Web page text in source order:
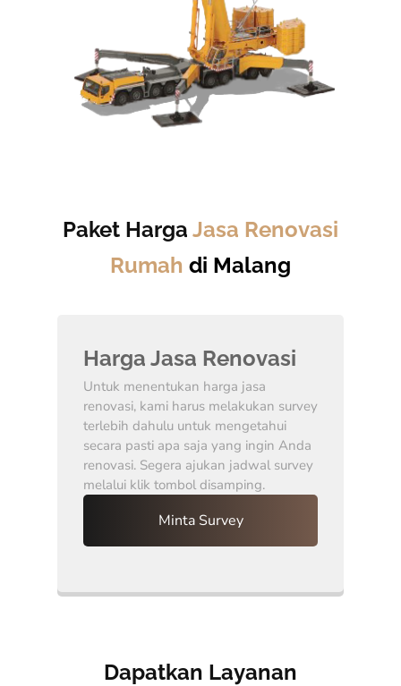
Paket Harga Jasa Renovasi
Rumah di Malang
Harga Jasa Renovasi
Untuk menentukan harga jasa
renovasi, kami harus melakukan survey
terlebih dahulu untuk mengetahui
secara pasti apa saja yang ingin Anda
renovasi. Segera ajukan jadwal survey
melalui klik tombol disamping.
Minta Survey
Dapatkan Layanan